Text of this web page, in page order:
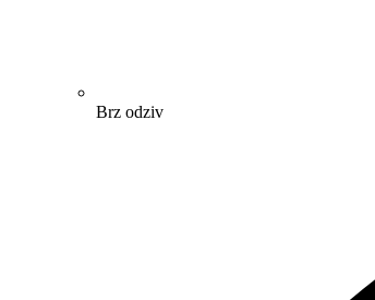
Brz odziv